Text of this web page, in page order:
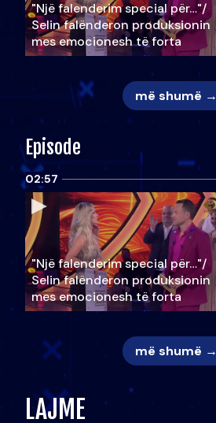
"Një falenderim special për…"/
Selin falënderon produksionin
mes emocionesh të forta
më shumë →
Episode
02:57
"Një falenderim special për…"/
Selin falënderon produksionin
mes emocionesh të forta
më shumë →
LAJME